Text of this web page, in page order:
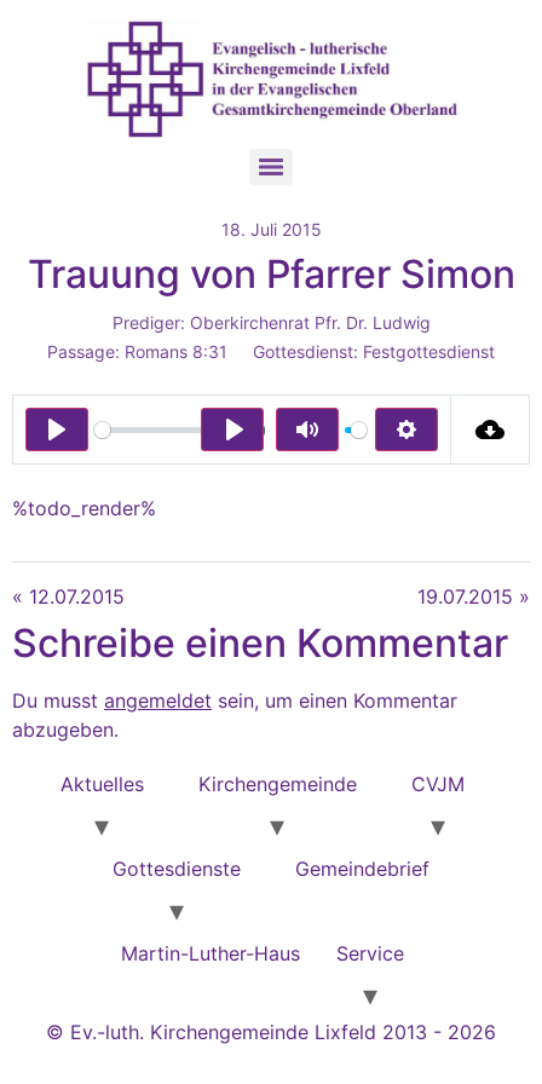
18. Juli 2015
Trauung von Pfarrer Simon
Prediger: Oberkirchenrat Pfr. Dr. Ludwig
Passage: Romans 8:31 Gottesdienst: Festgottesdienst
Play
00:00
Mute Settings
Play
%todo_render%
« 12.07.2015 19.07.2015 »
Schreibe einen Kommentar
Du musst angemeldet sein, um einen Kommentar
abzugeben.
Aktuelles Kirchengemeinde CVJM
Gottesdienste Gemeindebrief
Martin-Luther-Haus Service
© Ev.-luth. Kirchengemeinde Lixfeld 2013 - 2026